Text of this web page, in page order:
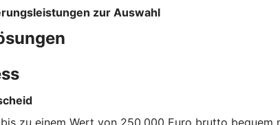
zur Auswahl